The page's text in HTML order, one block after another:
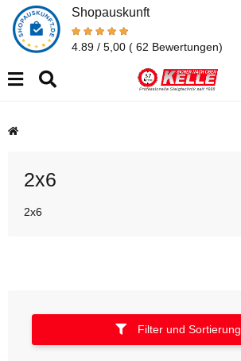
Shopauskunft
4.89 / 5,00 ( 62 Bewertungen)
2x6
2x6
Filter und Sortierung